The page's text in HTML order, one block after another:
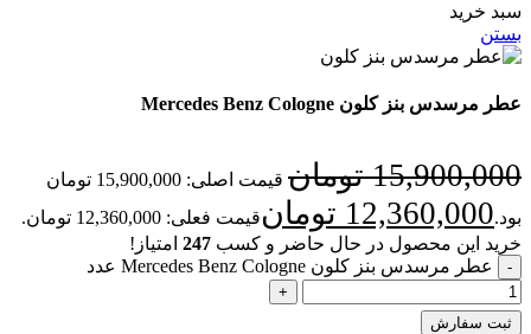
سبد خرید
بستن
عطر مرسدس بنز کلون Mercedes Benz Cologne
15,900,000 تومان
قیمت اصلی: 15,900,000 تومان
بود.12,360,000 تومانقیمت فعلی: 12,360,000 تومان.
خرید این محصول در حال حاضر و کسب 247 امتیاز!
عطر مرسدس بنز کلون Mercedes Benz Cologne عدد
ثبت سفارش